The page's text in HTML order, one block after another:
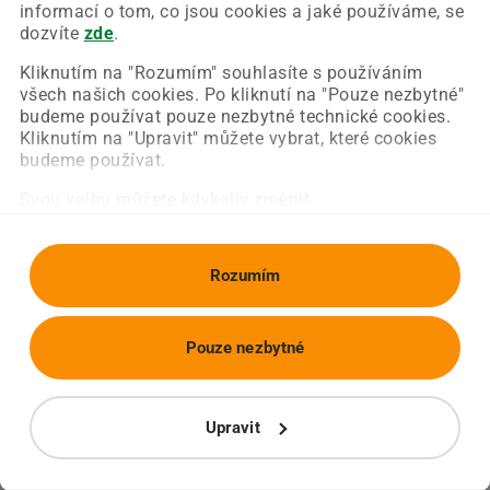
informací o tom, co jsou cookies a jaké používáme, se
dozvíte zde.
Kliknutím na "Rozumím" souhlasíte s používáním
všech našich cookies. Po kliknutí na "Pouze nezbytné"
budeme používat pouze nezbytné technické cookies.
Kliknutím na "Upravit" můžete vybrat, které cookies
budeme používat.
Rozumím
Upravit
Pouze nezbytné
Chyba nastala na naší straně a už ji opravujeme.
Zkuste prosím znovu načíst požadovanou stránku.
Obnovit stránku Úvodní strana